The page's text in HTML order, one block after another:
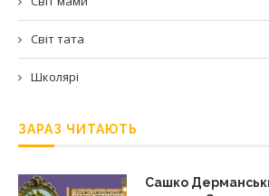
Світ тата
Школярі
ЗАРАЗ ЧИТАЮТЬ
Сашко